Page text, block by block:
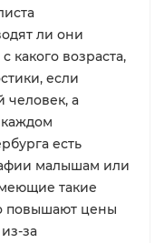
ли они
какого возраста,
если
человек, а
есть
малышам или
такие
повышают цены
за